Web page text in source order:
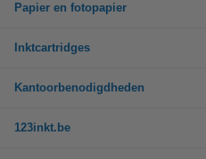
Papier en fotopapier
Inktcartridges
Kantoorbenodigdheden
123inkt.be